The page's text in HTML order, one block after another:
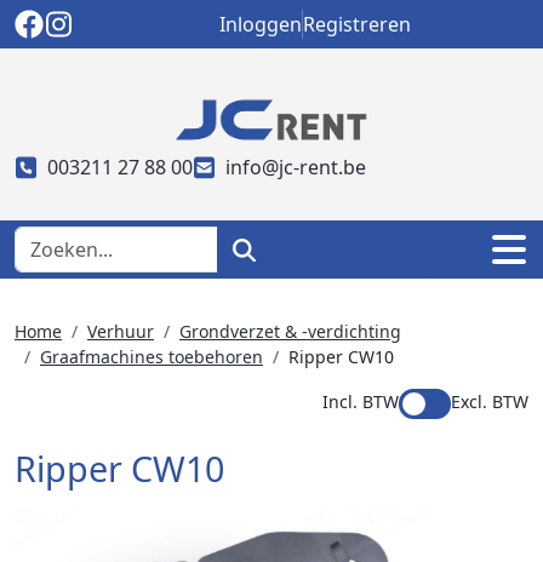
InloggenRegistreren
003211 27 88 00 info@jc-rent.be
Home Verhuur
Grondverzet & -verdichting
Graafmachines toebehoren
Ripper CW10
Incl. BTW
Excl. BTW
Ripper CW10